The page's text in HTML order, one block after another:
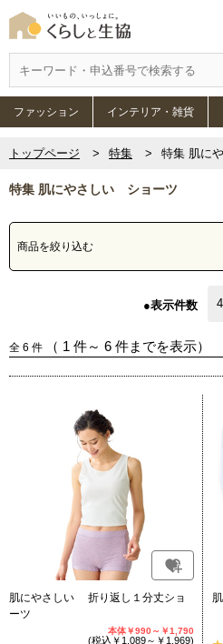
ファッション インテリア・雑貨
トップページ 特集 特集 肌に
特集 肌にやさしい ショーツ
商品を絞り込む
●表示件数
全 6 件 （ 1 件～ 6 件までを表示）
肌にやさしい 折り返し１分丈ショ
ーツ
本体￥990～￥1,790
(税込￥1,089～￥1,969)